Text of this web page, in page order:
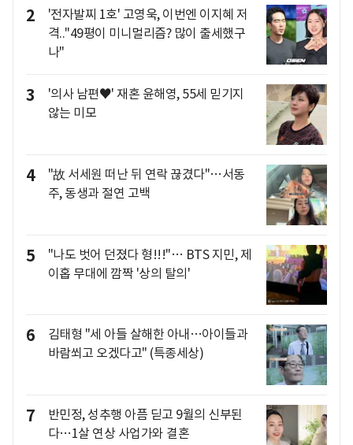
2
'전자발찌 1호' 고영욱, 이번엔 이지혜 저
격.."49평이 미니멀리즘? 많이 출세했구
나"
3
'의사 남편♥' 재혼 윤해영, 55세 믿기지
않는 미모
4
"故 서세원 떠난 뒤 연락 끊겼다"…서동
주, 동생과 절연 고백
5
"나도 벗어 던졌다 형!!!"… BTS 지민, 제
이홉 무대에 깜짝 '상의 탈의'
6
김태형 "세 아들 살해한 아내…아이들과
바람쐬고 오겠다고" (특종세상)
7
반민정, 성추행 아픔 딛고 9월의 신부된
다…1살 연상 사업가와 결혼